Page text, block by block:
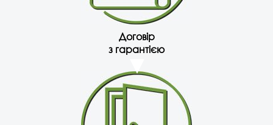
Договір
з гарантією